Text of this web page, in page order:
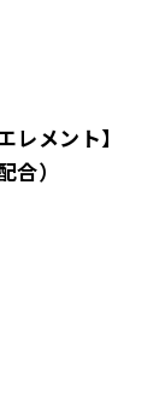
メント】
合）